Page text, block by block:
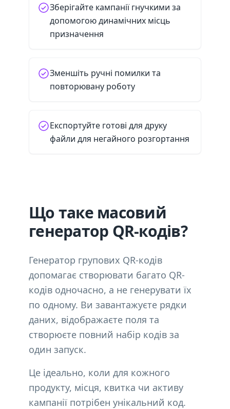
Зберігайте кампанії гнучкими за
допомогою динамічних місць
призначення
Зменшіть ручні помилки та
повторювану роботу
Експортуйте готові для друку
файли для негайного розгортання
Що таке масовий
генератор QR-кодів?
Генератор групових QR-кодів
допомагає створювати багато QR-
кодів одночасно, а не генерувати їх
по одному. Ви завантажуєте рядки
даних, відображаєте поля та
створюєте повний набір кодів за
один запуск.
Це ідеально, коли для кожного
продукту, місця, квитка чи активу
кампанії потрібен унікальний код.